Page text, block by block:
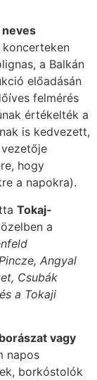
neves
a Balkán
előadásán
felmérés
értékelték a
is kedvezett,
hogy
a napokra).
Tokaj-
a
Angyal
Csubák
a Tokaji
vagy
napos
borkóstolók